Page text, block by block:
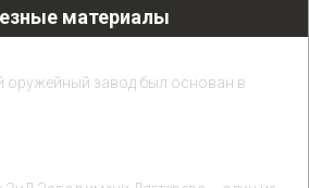
материалы
оружейный завод был основан в